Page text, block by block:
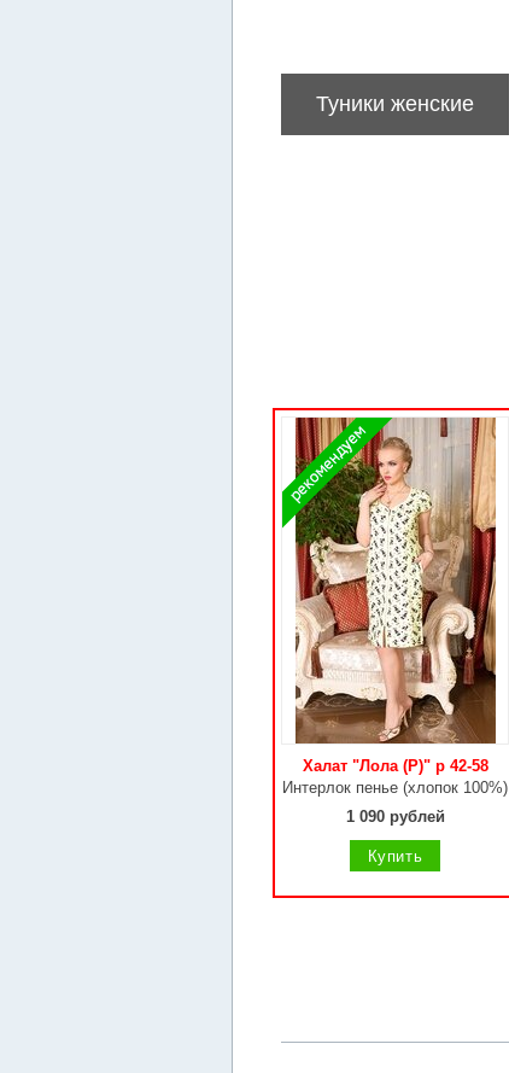
Туники женские
Халат "Лола (Р)" р 42-58
Интерлок пенье (хлопок 100%)
1 090 рублей
Купить